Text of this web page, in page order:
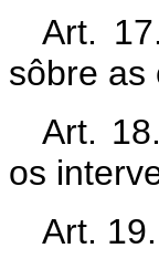
Art.
sôbre as
Art.
os
Art.